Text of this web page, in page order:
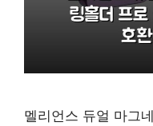
멜리언스 듀얼 마그